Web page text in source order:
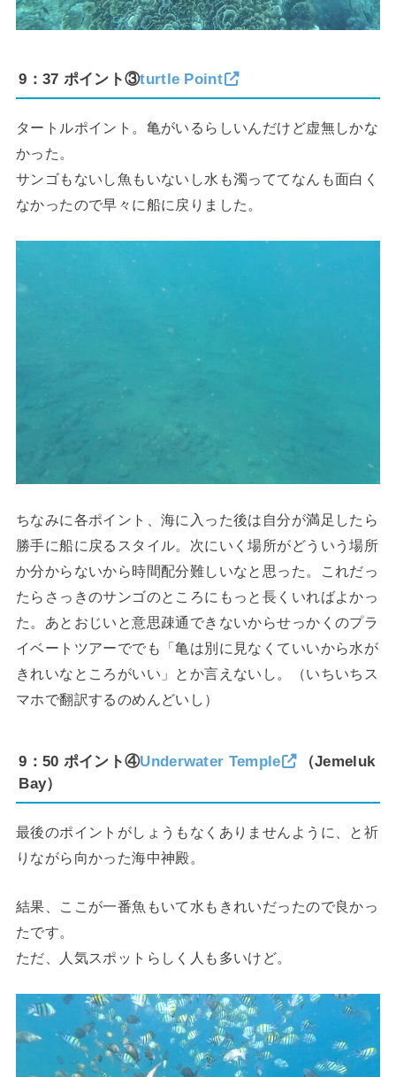
9：37 ポイント③turtle Point
タートルポイント。亀がいるらしいんだけど虚無しかな
かった。
サンゴもないし魚もいないし水も濁っててなんも面白く
なかったので早々に船に戻りました。
ちなみに各ポイント、海に入った後は自分が満足したら
勝手に船に戻るスタイル。次にいく場所がどういう場所
か分からないから時間配分難しいなと思った。これだっ
たらさっきのサンゴのところにもっと長くいればよかっ
た。あとおじいと意思疎通できないからせっかくのプラ
イベートツアーででも「亀は別に見なくていいから水が
きれいなところがいい」とか言えないし。（いちいちス
マホで翻訳するのめんどいし）
9：50 ポイント④Underwater Temple
（Jemeluk
Bay）
最後のポイントがしょうもなくありませんように、と祈
りながら向かった海中神殿。
結果、ここが一番魚もいて水もきれいだったので良かっ
たです。
ただ、人気スポットらしく人も多いけど。